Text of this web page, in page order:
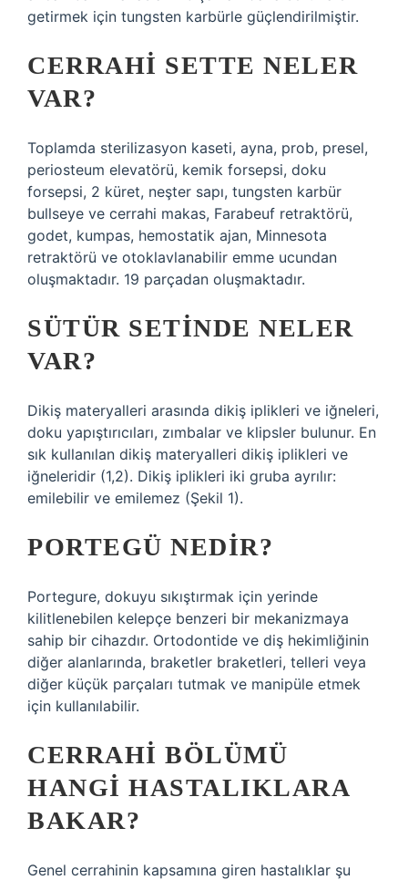
getirmek için tungsten karbürle güçlendirilmiştir.
CERRAHI SETTE NELER
VAR?
Toplamda sterilizasyon kaseti, ayna, prob, presel,
periosteum elevatörü, kemik forsepsi, doku
forsepsi, 2 küret, neşter sapı, tungsten karbür
bullseye ve cerrahi makas, Farabeuf retraktörü,
godet, kumpas, hemostatik ajan, Minnesota
retraktörü ve otoklavlanabilir emme ucundan
oluşmaktadır. 19 parçadan oluşmaktadır.
SÜTÜR SETINDE NELER
VAR?
Dikiş materyalleri arasında dikiş iplikleri ve iğneleri,
doku yapıştırıcıları, zımbalar ve klipsler bulunur. En
sık kullanılan dikiş materyalleri dikiş iplikleri ve
iğneleridir (1,2). Dikiş iplikleri iki gruba ayrılır:
emilebilir ve emilemez (Şekil 1).
PORTEGÜ NEDIR?
Portegure, dokuyu sıkıştırmak için yerinde
kilitlenebilen kelepçe benzeri bir mekanizmaya
sahip bir cihazdır. Ortodontide ve diş hekimliğinin
diğer alanlarında, braketler braketleri, telleri veya
diğer küçük parçaları tutmak ve manipüle etmek
için kullanılabilir.
CERRAHI BÖLÜMÜ
HANGI HASTALIKLARA
BAKAR?
Genel cerrahinin kapsamına giren hastalıklar şu